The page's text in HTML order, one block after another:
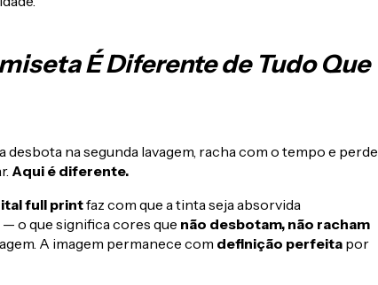
É Diferente de Tudo Que
desbota na segunda lavagem, racha com o tempo e perde
Aqui é diferente.
full printfaz com que a tinta seja absorvida
o que significa cores que não desbotam, não racham
A imagem permanece com definição perfeita por